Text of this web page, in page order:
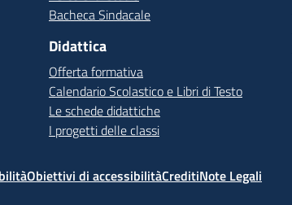
Bacheca Sindacale
Didattica
Offerta formativa
Calendario Scolastico e Libri di Testo
Le schede didattiche
I progetti delle classi
Obiettivi di accessibilitàCreditiNote Legali